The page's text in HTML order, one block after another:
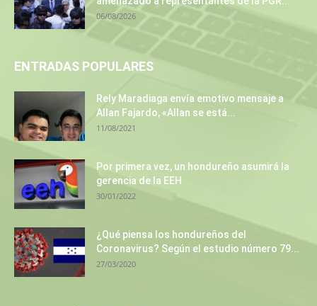
06/08/2026
ENTRADAS POPULARES
Rely Maradiaga envía emotivo mensaje a
Allan Fajardo, «Allan se está...
11/08/2021
Por primera vez, un hondureño asumirá la
gerencia de la EEH
30/01/2022
¿Qué piensa los hondureños del
Coronavirus? Según el estudio número 79...
27/03/2020